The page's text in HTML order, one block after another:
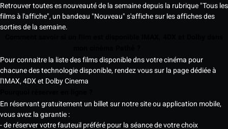
Retrouver toutes es nouveauté de la semaine depuis la rubrique "Tous les
films à l'affiche", un bandeau "Nouveau" s'affiche sur les affiches des
sorties de la semaine.
Pour connaitre la liste des films disponible dns votre cinéma pour
chacune des technologie disponible, rendez vous sur la page dédiée à
l'IMAX, 4DX et Dolby Cinema
En réservant gratuitement un billet sur notre site ou application mobile,
vous avez la garantie :
- de réserver votre fauteuil préféré pour la séance de votre choix